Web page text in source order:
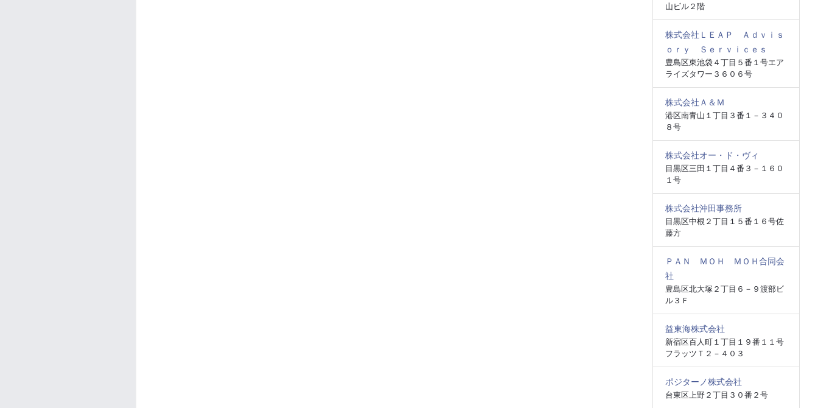
山ビル２階
株式会社ＬＥＡＰ Ａｄｖｉｓ
ｏｒｙ Ｓｅｒｖｉｃｅｓ
豊島区東池袋４丁目５番１号エア
ライズタワー３６０６号
株式会社Ａ＆Ｍ
港区南青山１丁目３番１－３４０
８号
株式会社オー・ド・ヴィ
目黒区三田１丁目４番３－１６０
１号
株式会社沖田事務所
目黒区中根２丁目１５番１６号佐
藤方
ＰＡＮ ＭＯＨ ＭＯＨ合同会
社
豊島区北大塚２丁目６－９渡部ビ
ル３Ｆ
益東海株式会社
新宿区百人町１丁目１９番１１号
フラッツＴ２－４０３
ポジターノ株式会社
台東区上野２丁目３０番２号